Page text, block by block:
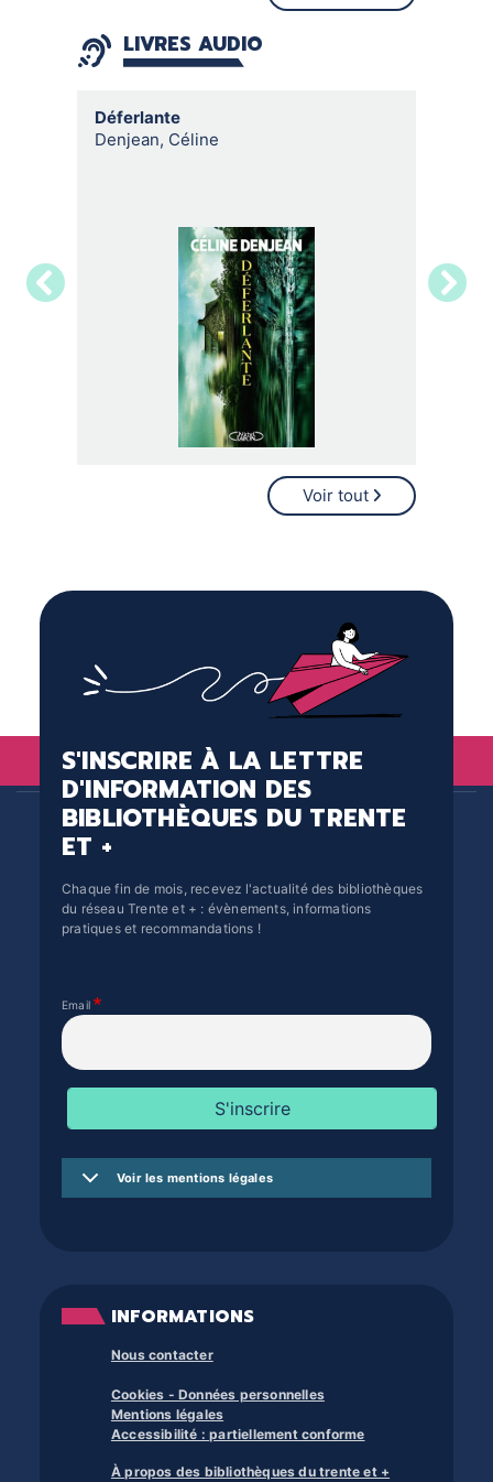
LIVRES AUDIO
Déferlante
Denjean, Céline
Voir tout
S'INSCRIRE À LA LETTRE
D'INFORMATION DES
BIBLIOTHÈQUES DU TRENTE
ET +
Chaque fin de mois, recevez l'actualité des bibliothèques
du réseau Trente et + : évènements, informations
pratiques et recommandations !
Email
Voir les mentions légales
INFORMATIONS
Nous contacter
Cookies - Données personnelles
Mentions légales
Accessibilité : partiellement conforme
À propos des bibliothèques du trente et +